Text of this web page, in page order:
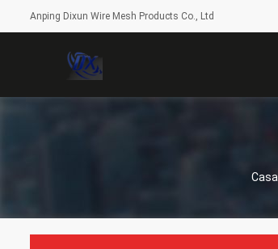
Anping Dixun Wire Mesh Products Co., Ltd
Casa